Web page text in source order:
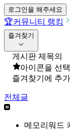
로그인을 해주세요
🏆커뮤니티 랭킹
즐겨찾기
게시판 제목의
아이콘을 선
즐겨찾기에 추
전체글
메모리워드